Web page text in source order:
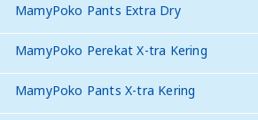
MamyPoko Pants Extra Dry
MamyPoko Perekat X-tra Kering
MamyPoko Pants X-tra Kering